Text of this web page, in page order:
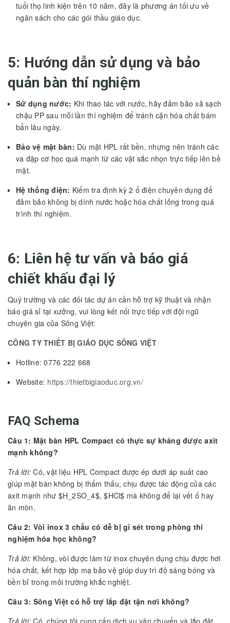
tuổi thọ linh kiện trên 10 năm, đây là phương án tối ưu về
ngân sách cho các gói thầu giáo dục.
5: Hướng dẫn sử dụng và bảo
quản bàn thí nghiệm
Sử dụng nước: Khi thao tác với nước, hãy đảm bảo xả sạch
chậu PP sau mỗi lần thí nghiệm để tránh cặn hóa chất bám
bẩn lâu ngày.
Bảo vệ mặt bàn: Dù mặt HPL rất bền, nhưng nên tránh các
va đập cơ học quá mạnh từ các vật sắc nhọn trực tiếp lên bề
mặt.
Hệ thống điện: Kiểm tra định kỳ 2 ổ điện chuyên dụng để
đảm bảo không bị dính nước hoặc hóa chất lỏng trong quá
trình thí nghiệm.
6: Liên hệ tư vấn và báo giá
chiết khấu đại lý
Quý trường và các đối tác dự án cần hỗ trợ kỹ thuật và nhận
báo giá sỉ tại xưởng, vui lòng kết nối trực tiếp với đội ngũ
chuyên gia của Sông Việt:
CÔNG TY THIẾT BỊ GIÁO DỤC SÔNG VIỆT
Hotline: 0776 222 668
Website: https://thietbigiaoduc.org.vn/
FAQ Schema
Câu 1: Mặt bàn HPL Compact có thực sự kháng được axit
mạnh không?
Trả lời: Có, vật liệu HPL Compact được ép dưới áp suất cao
giúp mặt bàn không bị thẩm thấu, chịu được tác động của các
axit mạnh như $H_2SO_4$, $HCl$ mà không để lại vết ố hay
ăn mòn.
Câu 2: Vòi inox 3 chấu có dễ bị gỉ sét trong phòng thí
nghiệm hóa học không?
Trả lời: Không, vòi được làm từ inox chuyên dụng chịu được hơi
hóa chất, kết hợp lớp mạ bảo vệ giúp duy trì độ sáng bóng và
bền bỉ trong môi trường khắc nghiệt.
Câu 3: Sông Việt có hỗ trợ lắp đặt tận nơi không?
Trả lời: Có, chúng tôi cung cấp dịch vụ vận chuyển và lắp đặt